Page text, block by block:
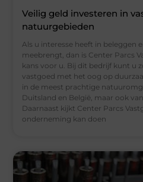
Veilig geld investeren in
natuurgebieden
Als u interesse heeft in beleggen
meebrengt, dan is Center Parcs
kans voor u. Bij dit bedrijf kunt u
vastgoed met het oog op
in de meest prachtige
Duitsland en België, maar ook
Daarnaast kijkt Center Parcs
onderneming kan doen